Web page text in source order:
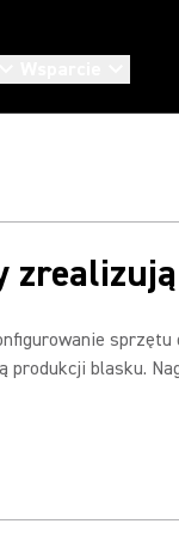
W
zakłócenia.
produkcji blasku.